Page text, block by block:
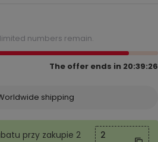
numbers remain.
The offer ends in 20:39:26
shipping
przy zakupie 2
2